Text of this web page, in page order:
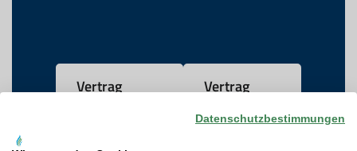
Vertrag
Vertrag
kündigen
Datenschutzbestimmungen